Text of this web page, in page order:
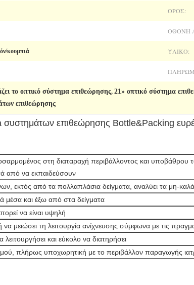
ΌΡΟΣ:
ΟΘΌΝΗ
κουμπιά ΥΛΙΚΌ:
το οπτικό σύστημα επιθεώρησης, 21» οπτικό σύστημα
επιθεώρησης
συστημάτων επιθεώρησης Bottle&Packing
στη διαταραχή περιβάλλοντος και υποβάθρου τα
από να εκπαιδεύσουν
εκτός από τα πολλαπλάσια δείγματα, αναλύει τα μη-καλά
μέσα και έξω από στα δείγματα
να είναι υψηλή
μειώσει τη λειτουργία ανίχνευσης σύμφωνα με τις
και εύκολο να διατηρήσει
πλήρως υποχωρητική με το περιβάλλον παραγωγής